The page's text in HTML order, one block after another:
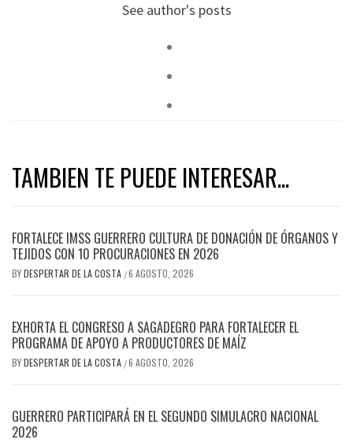
See author's posts
TAMBIEN TE PUEDE INTERESAR...
FORTALECE IMSS GUERRERO CULTURA DE DONACIÓN DE ÓRGANOS Y
TEJIDOS CON 10 PROCURACIONES EN 2026
BYDESPERTAR DE LA COSTA /6 AGOSTO, 2026
EXHORTA EL CONGRESO A SAGADEGRO PARA FORTALECER EL
PROGRAMA DE APOYO A PRODUCTORES DE MAÍZ
BYDESPERTAR DE LA COSTA /6 AGOSTO, 2026
GUERRERO PARTICIPARÁ EN EL SEGUNDO SIMULACRO NACIONAL
2026